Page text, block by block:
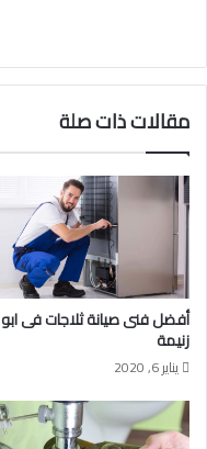
مقالات ذات صلة
أفضل فنى صيانة ثلاجات فى ابو
زنيمة
يناير 6, 2020